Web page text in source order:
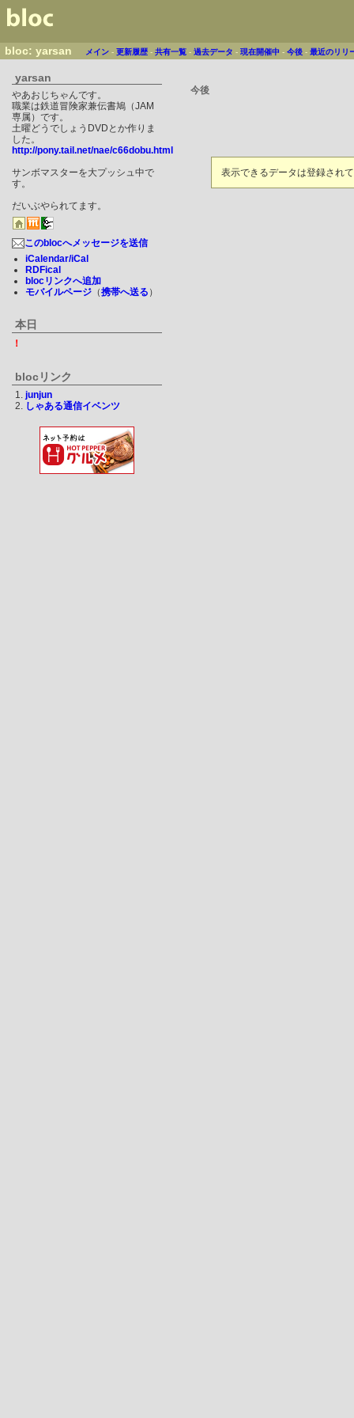
bloc: yarsan メイン -更新履歴 -共有一覧 -過去データ -現在開催中 -今後 -最近のリリ
yarsan
やあおじちゃんです。
職業は鉄道冒険家兼伝書鳩（JAM
専属）です。
土曜どうでしょうDVDとか作りま
した。
http://pony.tail.net/nae/c66dobu.html
サンボマスターを大プッシュ中で
す。
だいぶやられてます。
このblocへメッセージを送信
iCalendar/iCal
RDFical
blocリンクへ追加
モバイルページ（携帯へ送る ）
本日
！
blocリンク
junjun
しゃある通信イベンツ
今後
表示できるデータは登録され